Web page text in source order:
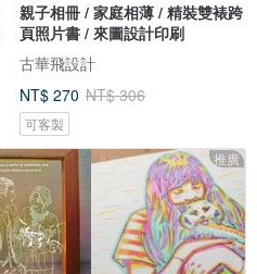
親子相冊 / 家庭相薄 / 精裝雙裱跨
頁照片書 / 來圖設計印刷
古華飛設計
NT$ 270 NT$ 306
可客製
推廣